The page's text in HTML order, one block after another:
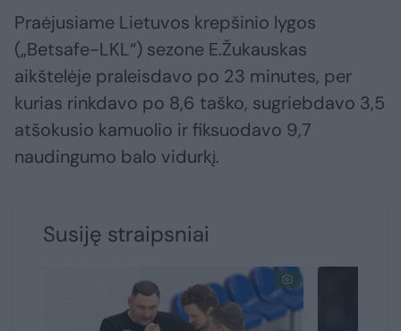
Praėjusiame Lietuvos krepšinio lygos
(„Betsafe-LKL“) sezone E.Žukauskas
aikštelėje praleisdavo po 23 minutes, per
kurias rinkdavo po 8,6 taško, sugriebdavo 3,5
atšokusio kamuolio ir fiksuodavo 9,7
naudingumo balo vidurkį.
Susiję straipsniai